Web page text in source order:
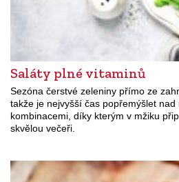
Saláty plné vitaminů
Sezóna čerstvé zeleniny přímo ze
takže je nejvyšší čas popřemýšlet
kombinacemi, díky kterým v mžiku
skvělou večeři.